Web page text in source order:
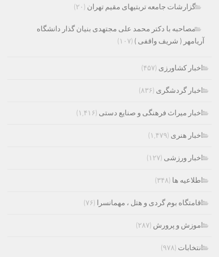
گزارشات جامعه تربتیهای مقیم تهران (۲۰)
مصاحبه با دکتر محمد علی مجتهدی بنیان گذار دانشگاه
آریامهر ( شریف واقفی ) (۱۰۷)
اخبار کشاورزی (۴۵۷)
اخبار گردشگری (۸۳۶)
اخبار میراث فرهنگی و صنایع دستی (۱,۴۱۶)
اخبار هنری (۱,۴۷۹)
اخبار ورزشی (۱۲۷)
اطلاعیه ها (۳۴۸)
اقامتگاه بوم گردی و هتل ، مهمانسرا (۷۶)
اموزش و پرورش (۲۸۷)
انتخابات (۹۷۸)